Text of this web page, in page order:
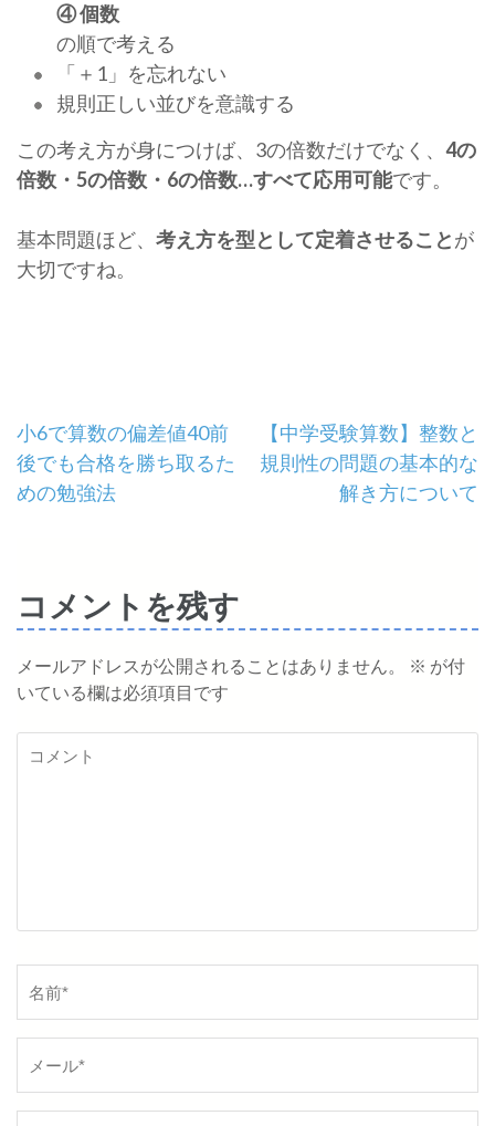
④ 個数
の順で考える
「＋1」を忘れない
規則正しい並びを意識する
この考え方が身につけば、3の倍数だけでなく、 4の
倍数・5の倍数・6の倍数…すべて応用可能です。
基本問題ほど、 考え方を型として定着させることが
大切ですね。
投
稿
ゲ
ー
シ
ョ
小6で算数の偏差値40前
後でも合格を勝ち取るた
めの勉強法
【中学受験算数】整数と
規則性の問題の基本的な
解き方について
コメントを残す
メールアドレスが公開されることはありません。 ※ が付
いている欄は必須項目です
前